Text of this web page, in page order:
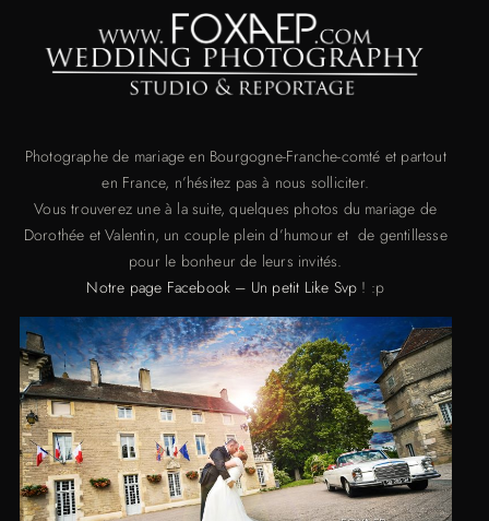
Photographe de mariage en Bourgogne-Franche-comté et partout
en France, n’hésitez pas à nous solliciter.
Vous trouverez une à la suite, quelques photos du mariage de
Dorothée et Valentin, un couple plein d’humour et de gentillesse
pour le bonheur de leurs invités.
Notre page Facebook – Un petit Like Svp ! :p